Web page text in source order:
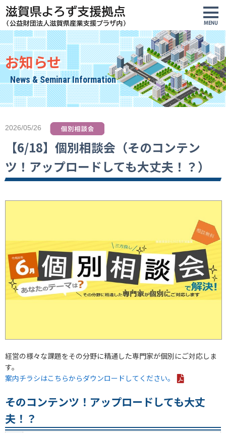
お知らせ
News & Seminar Information
2026/05/26
【6/18】個別相談会（そのコンテン
ツ！アップロードしても大丈夫！？）
経営の様々な課題をその分野に精通した専門家が個別にご対応しま
す。
案内チラシはこちらからダウンロードしてください。
そのコンテンツ！アップロードしても大丈
夫！？